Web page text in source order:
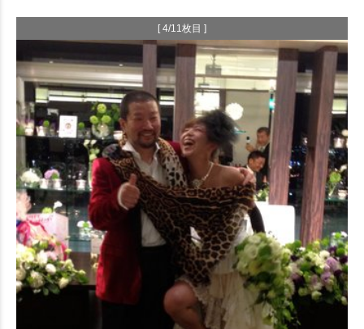
[ 4/11枚目 ]